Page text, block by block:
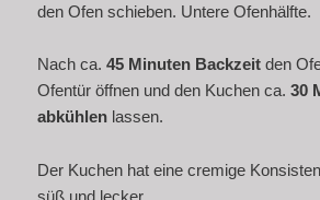
den Ofen schieben. Untere Ofenhälfte.
Nach ca.45 Minuten Backzeit den
Ofentür öffnen und den Kuchen ca.30
abkühlen lassen.
Der Kuchen hat eine cremige
süß und lecker